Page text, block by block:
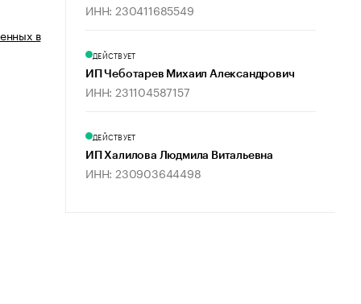
в
ИНН: 230411685549
ДЕЙСТВУЕТ
ИП Чеботарев Михаил Александрович
ИНН: 231104587157
ДЕЙСТВУЕТ
ИП Халилова Людмила Витальевна
ИНН: 230903644498